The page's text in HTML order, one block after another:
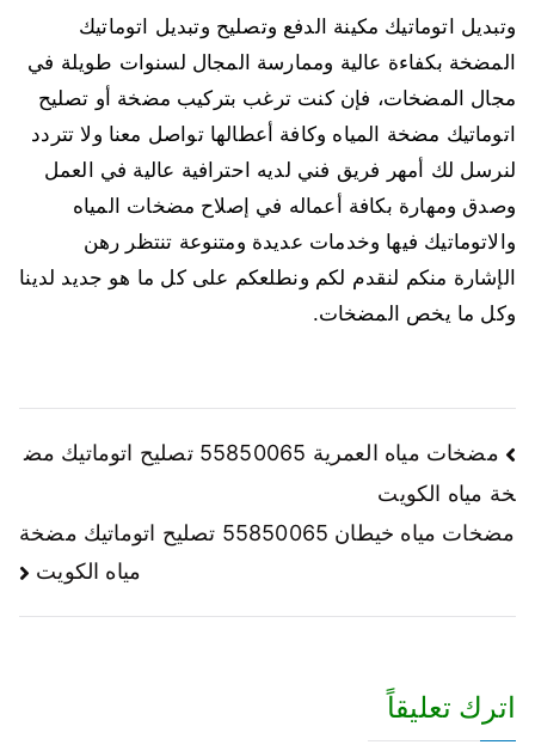
وتبديل اتوماتيك مكينة الدفع وتصليح وتبديل اتوماتيك
المضخة بكفاءة عالية وممارسة المجال لسنوات طويلة في
مجال المضخات، فإن كنت ترغب بتركيب مضخة أو تصليح
اتوماتيك مضخة المياه وكافة أعطالها تواصل معنا ولا تتردد
لنرسل لك أمهر فريق فني لديه احترافية عالية في العمل
وصدق ومهارة بكافة أعماله في إصلاح مضخات المياه
والاتوماتيك فيها وخدمات عديدة ومتنوعة تنتظر رهن
الإشارة منكم لنقدم لكم ونطلعكم على كل ما هو جديد لدينا
وكل ما يخص المضخات.
مضخات مياه العمرية 55850065 تصليح اتوماتيك مض
خة مياه الكويت
مضخات مياه خيطان 55850065 تصليح اتوماتيك مضخة
مياه الكويت
اترك تعليقاً